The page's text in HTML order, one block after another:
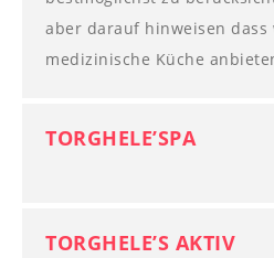
aber darauf hinweisen dass
medizinische Küche
TORGHELE’SPA
TORGHELE’S AKTIV